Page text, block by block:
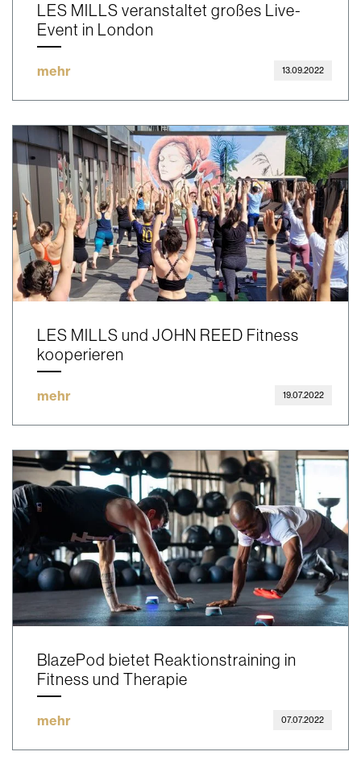
LES MILLS veranstaltet großes Live-
Event in London
mehr 13.09.2022
LES MILLS und JOHN REED Fitness
kooperieren
mehr 19.07.2022
BlazePod bietet Reaktionstraining in
Fitness und Therapie
mehr 07.07.2022